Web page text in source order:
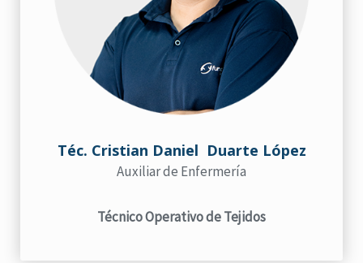
Téc. Cristian Daniel Duarte López
Auxiliar de Enfermería
Técnico Operativo de Tejidos